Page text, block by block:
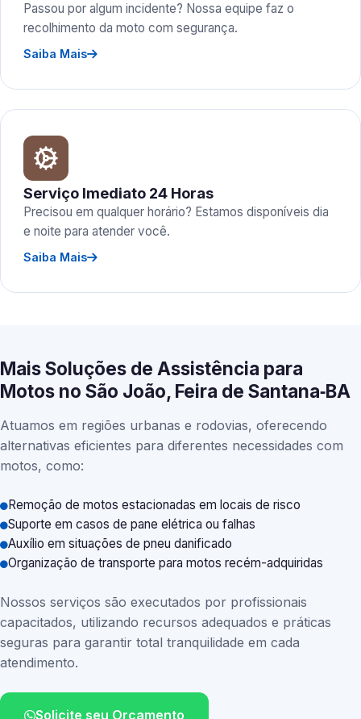
Passou por algum incidente? Nossa equipe faz o
recolhimento da moto com segurança.
Saiba Mais
Serviço Imediato 24 Horas
Precisou em qualquer horário? Estamos disponíveis dia
e noite para atender você.
Saiba Mais
Mais Soluções de Assistência para
Motos no São João, Feira de Santana‑BA
Atuamos em regiões urbanas e rodovias, oferecendo
alternativas eficientes para diferentes necessidades com
motos, como:
Remoção de motos estacionadas em locais de risco
Suporte em casos de pane elétrica ou falhas
Auxílio em situações de pneu danificado
Organização de transporte para motos recém-adquiridas
Nossos serviços são executados por profissionais
capacitados, utilizando recursos adequados e práticas
seguras para garantir total tranquilidade em cada
atendimento.
Solicite seu Orçamento